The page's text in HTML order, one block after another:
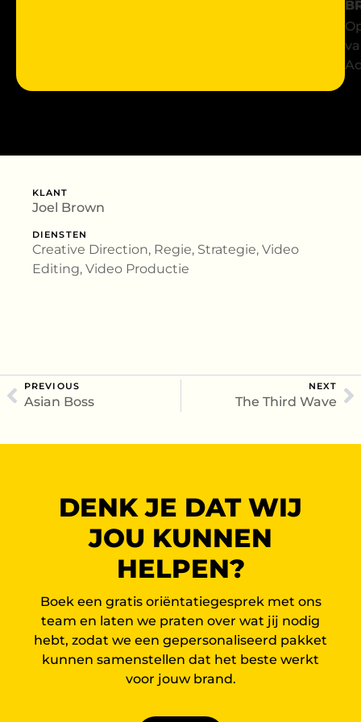
KLANT
Joel Brown
DIENSTEN
Creative Direction, Regie, Strategie, Video
Editing, Video Productie
PREVIOUS
Asian Boss
NEXT
The Third Wave
DENK JE DAT WIJ
JOU KUNNEN
HELPEN?
Boek een gratis oriëntatiegesprek met ons
team en laten we praten over wat jij nodig
hebt, zodat we een gepersonaliseerd pakket
kunnen samenstellen dat het beste werkt
voor jouw brand.